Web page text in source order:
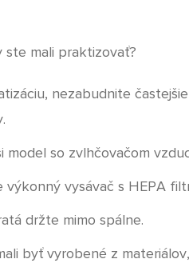
mali praktizovať?
nezabudnite
model so zvlhčovačom
vysávač s HEPA
držte mimo spálne.
byť vyrobené z